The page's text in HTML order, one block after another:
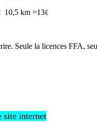
10,5 km =13€
Seule la licences FFA,
site internet